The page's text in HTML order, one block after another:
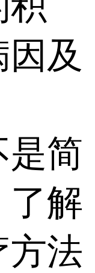
及
是简
了解
方法